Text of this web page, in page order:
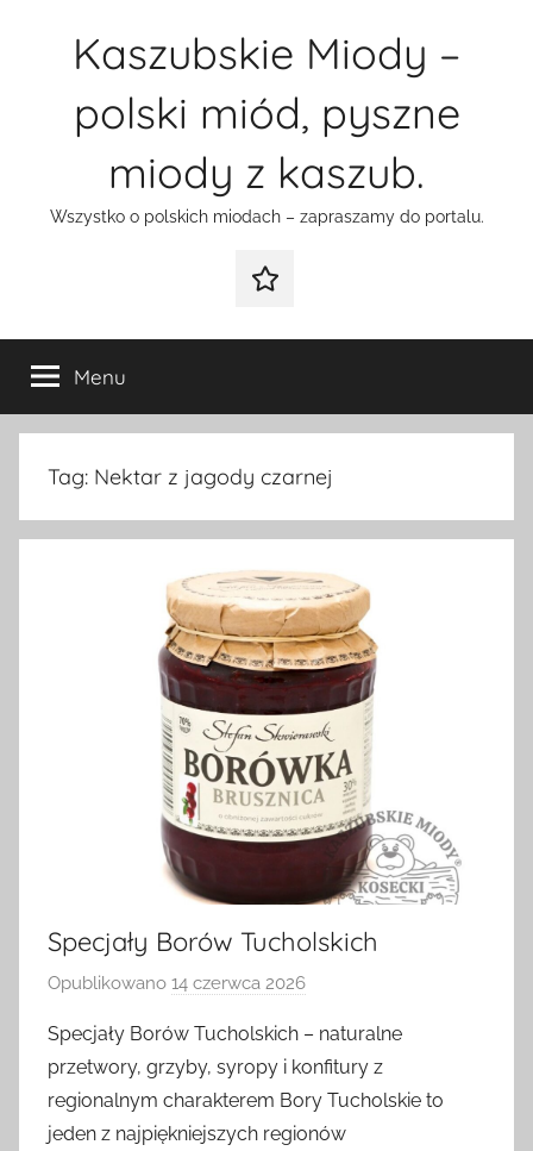
Kaszubskie Miody –
polski miód, pyszne
miody z kaszub.
Wszystko o polskich miodach – zapraszamy do portalu.
Galeria
Menu
Tag: Nektar z jagody czarnej
Specjały Borów Tucholskich
Opublikowano 14 czerwca 2026
e
z
a
Specjały Borów Tucholskich – naturalne
przetwory, grzyby, syropy i konfitury z
regionalnym charakterem Bory Tucholskie to
jeden z najpiękniejszych regionów